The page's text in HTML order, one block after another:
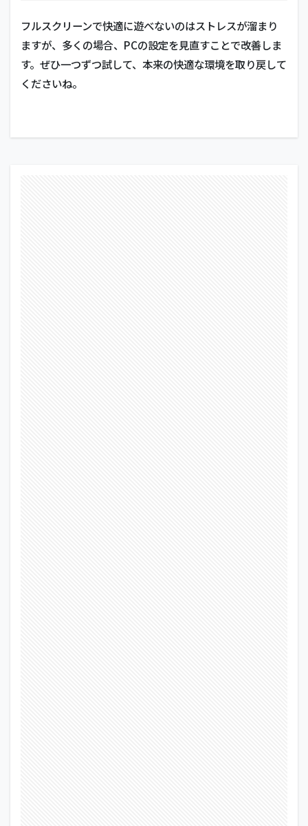
フルスクリーンで快適に遊べないのはストレスが溜まり
ますが、多くの場合、PCの設定を見直すことで改善しま
す。ぜひ一つずつ試して、本来の快適な環境を取り戻して
くださいね。